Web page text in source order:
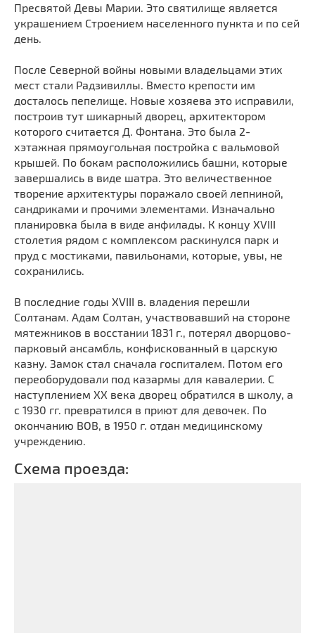
Мечети
Кирхи
Кладбище
Культурные центры
Театры
Галереи
Концертные залы
Выберите направление
Пресвятой Девы Марии. Это святилище является
украшением Строением населенного пункта и по сей
день.
После Северной войны новыми владельцами этих
мест стали Радзивиллы. Вместо крепости им
досталось пепелище. Новые хозяева это исправили,
построив тут шикарный дворец, архитектором
которого считается Д. Фонтана. Это была 2-
хэтажная прямоугольная постройка с вальмовой
крышей. По бокам расположились башни, которые
завершались в виде шатра. Это величественное
творение архитектуры поражало своей лепниной,
сандриками и прочими элементами. Изначально
планировка была в виде анфилады. К концу XVIII
столетия рядом с комплексом раскинулся парк и
пруд с мостиками, павильонами, которые, увы, не
сохранились.
В последние годы XVIII в. владения перешли
Солтанам. Адам Солтан, участвовавший на стороне
мятежников в восстании 1831 г., потерял дворцово-
парковый ансамбль, конфискованный в царскую
казну. Замок стал сначала госпиталем. Потом его
переоборудовали под казармы для кавалерии. С
наступлением XX века дворец обратился в школу, а
с 1930 гг. превратился в приют для девочек. По
окончанию ВОВ, в 1950 г. отдан медицинскому
учреждению.
Схема проезда: